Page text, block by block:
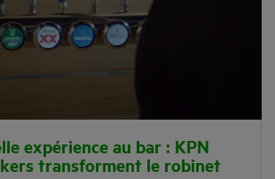
expérience au bar : KPN
transforment le robinet